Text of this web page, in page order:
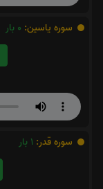
سوره یاسین: 0 بار
سوره قدر: 1 بار